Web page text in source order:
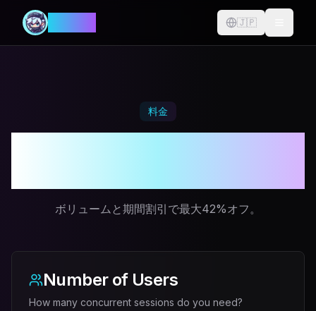
🇯🇵
Change
料金
ボリュームと期間割引で最大42%オフ。
Number of Users
How many concurrent sessions do you need?